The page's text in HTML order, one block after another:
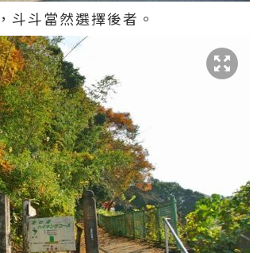
斗斗當然選擇後者。